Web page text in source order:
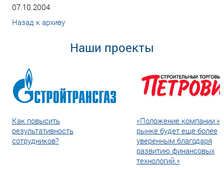
07.10.2004
Назад к архиву
Наши проекты
Как повысить
результативность
сотрудников?
«Положение компании
рынке будет еще более
уверенным благодаря
развитию финансовых
технологий.»